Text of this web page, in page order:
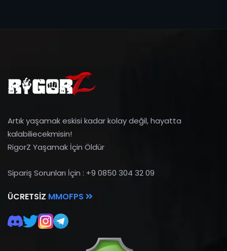
Artık yaşamak eskisi kadar kolay değil, hayatta
kalabiliecekmisin!
RigorZ Yaşamak İçin Öldür
Sipariş Sorunları İçin : +9 0850 304 32 09
ÜCRETSIZ MMOFPS